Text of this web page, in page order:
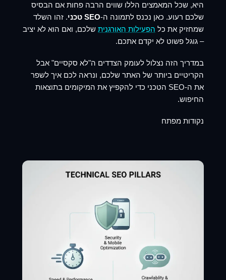
היא, שכל המאמצים הללו שווים הרבה פחות אם הבסיס
שלכם רעוע. כאן נכנס לתמונה ה-SEO טכני
. זהו השלד
שמחזיק את כל הפעילות האורגנית שלכם, ואם הוא לא יציב
– גוגל פשוט לא יקדם אתכם.
במדריך הזה נצלול לעומק הצדדים ה"לא סקסיים" אבל
הקריטיים ביותר של האתר שלכם, ונראה לכם איך לשפר
את ה-SEO הטכני כדי להקפיץ את המיקומים בתוצאות
החיפוש.
נקודות מפתח